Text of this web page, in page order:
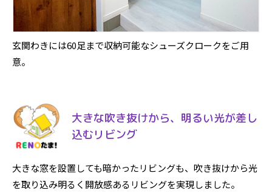
玄関わきには60足まで収納可能なシューズクロークをご用
意。
大きな吹き抜けから、明るい光が差し
込むリビング
大きな窓を設置しても暗かったリビングも、吹き抜けから光
を取り込み明るく開放感あるリビングを実現しました。